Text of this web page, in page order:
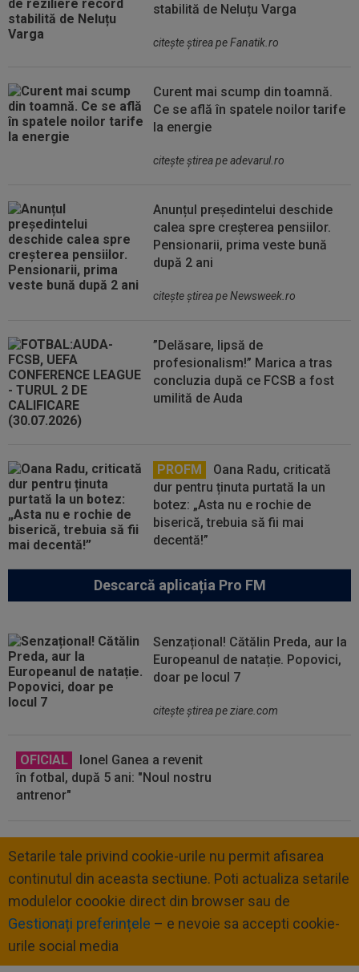
stabilită de Neluțu Varga
citeşte ştirea pe Fanatik.ro
Curent mai scump din toamnă.
Ce se află în spatele noilor tarife
la energie
citeşte ştirea pe adevarul.ro
Anunțul președintelui deschide
calea spre creșterea pensiilor.
Pensionarii, prima veste bună
după 2 ani
citeşte ştirea pe Newsweek.ro
”Delăsare, lipsă de
profesionalism!” Marica a tras
concluzia după ce FCSB a fost
umilită de Auda
PROFM
Oana Radu, criticată
dur pentru ținuta purtată la un
botez: „Asta nu e rochie de
biserică, trebuia să fii mai
decentă!”
Descarcă aplicația Pro FM
Senzațional! Cătălin Preda, aur la
Europeanul de natație. Popovici,
doar pe locul 7
citeşte ştirea pe ziare.com
OFICIAL
Ionel Ganea a revenit
în fotbal, după 5 ani: "Noul nostru
antrenor"
Setarile tale privind cookie-urile nu permit afisarea
continutul din aceasta sectiune. Poti actualiza setarile
modulelor coookie direct din browser sau de
Gestionați preferințele – e nevoie sa accepti cookie-
urile social media